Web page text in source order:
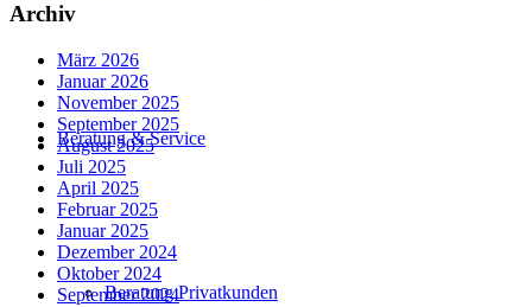
Beratung & Service
Beratung Privatkunden
Archiv
März 2026
Januar 2026
November 2025
September 2025
August 2025
Juli 2025
April 2025
Februar 2025
Januar 2025
Dezember 2024
Oktober 2024
September 2024